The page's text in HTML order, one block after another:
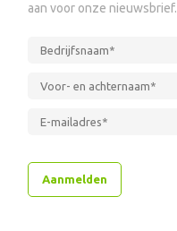
aan voor onze nieuwsbrief.